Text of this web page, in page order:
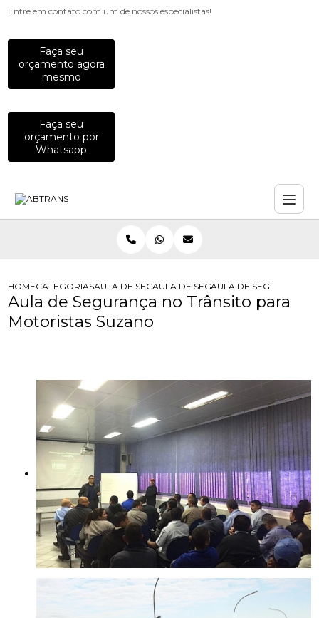
Entre em contato com um de nossos especialistas!
Faça seu
orçamento agora
mesmo
Faça seu
orçamento por
Whatsapp
HOMECATEGORIASAULA DE SEGURANCA NO TRANSITO
AULA DE SEGURANCA NO TRANSITO
AULA DE SEGURANCA
Aula de Segurança no Trânsito para
Motoristas Suzano